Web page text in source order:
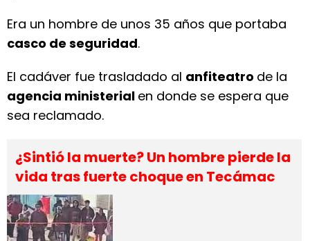
Era un hombre de unos 35 años que portaba
casco de seguridad.
El cadáver fue trasladado al anfiteatro de la
agencia ministerial en donde se espera que
sea reclamado.
¿Sintió la muerte? Un hombre pierde la
vida tras fuerte choque en Tecámac